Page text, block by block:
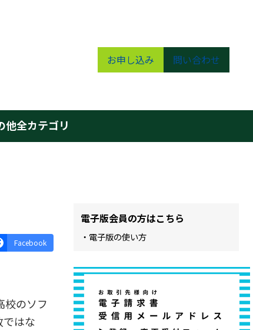
お申し込み 問い合わせ
他全カテゴリ
Facebook
校のソフ
はな
電子版会員の方はこちら
・電子版の使い方